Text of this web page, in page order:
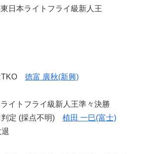
日本ライトフライ級新人王
徳富 廣秋(新興)
イトフライ級新人王準々決勝
定 (採点不明) 植田 一巳(富士)